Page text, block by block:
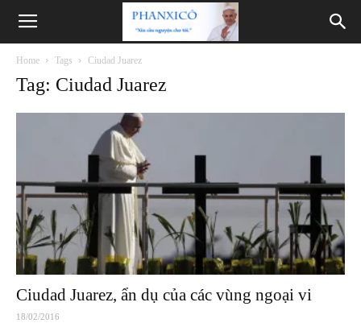
Phanxicô
Home Tags Ciudad Juarez
Tag: Ciudad Juarez
Ciudad Juarez, ẩn dụ của các vùng ngoại vi
18/02/2016